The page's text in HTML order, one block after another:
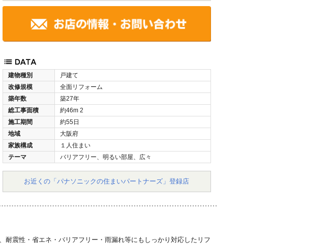
建物種別
戸建て
改修規模
全面リフォーム
築年数
築27年
総工事面積
約46m 2
施工期間
約55日
地域
大阪府
家族構成
１人住まい
テーマ
バリアフリー、明るい部屋、広々
お近くの「パナソニックの住まいパートナーズ」登録店
耐震性・省エネ・バリアフリー・雨漏れ等にもしっかり対応したリフ